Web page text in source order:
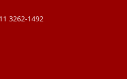
3262-1492